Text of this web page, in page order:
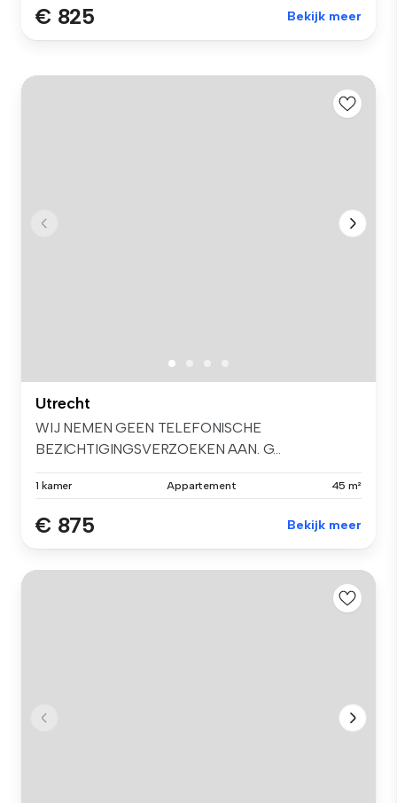
€ 825 Bekijk meer
Utrecht
WIJ NEMEN GEEN TELEFONISCHE
BEZICHTIGINGSVERZOEKEN AAN. G...
1 kamer Appartement 45 m²
€ 875 Bekijk meer